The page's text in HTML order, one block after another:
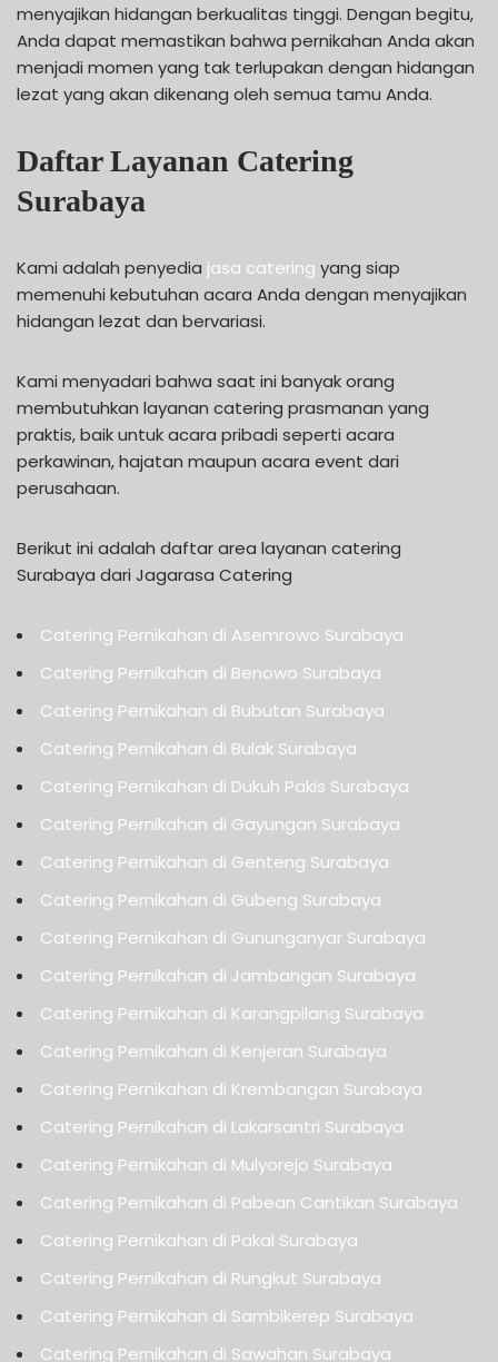
menyajikan hidangan berkualitas tinggi. Dengan begitu,
Anda dapat memastikan bahwa pernikahan Anda akan
menjadi momen yang tak terlupakan dengan hidangan
lezat yang akan dikenang oleh semua tamu Anda.
Daftar Layanan Catering
Surabaya
Kami adalah penyedia jasa catering yang siap
memenuhi kebutuhan acara Anda dengan menyajikan
hidangan lezat dan bervariasi.
Kami menyadari bahwa saat ini banyak orang
membutuhkan layanan catering prasmanan yang
praktis, baik untuk acara pribadi seperti acara
perkawinan, hajatan maupun acara event dari
perusahaan.
Berikut ini adalah daftar area layanan catering
Surabaya dari Jagarasa Catering
Catering Pernikahan di Asemrowo Surabaya
Catering Pernikahan di Benowo Surabaya
Catering Pernikahan di Bubutan Surabaya
Catering Pernikahan di Bulak Surabaya
Catering Pernikahan di Dukuh Pakis Surabaya
Catering Pernikahan di Gayungan Surabaya
Catering Pernikahan di Genteng Surabaya
Catering Pernikahan di Gubeng Surabaya
Catering Pernikahan di Gununganyar Surabaya
Catering Pernikahan di Jambangan Surabaya
Catering Pernikahan di Karangpilang Surabaya
Catering Pernikahan di Kenjeran Surabaya
Catering Pernikahan di Krembangan Surabaya
Catering Pernikahan di Lakarsantri Surabaya
Catering Pernikahan di Mulyorejo Surabaya
Catering Pernikahan di Pabean Cantikan Surabaya
Catering Pernikahan di Pakal Surabaya
Catering Pernikahan di Rungkut Surabaya
Catering Pernikahan di Sambikerep Surabaya
Catering Pernikahan di Sawahan Surabaya